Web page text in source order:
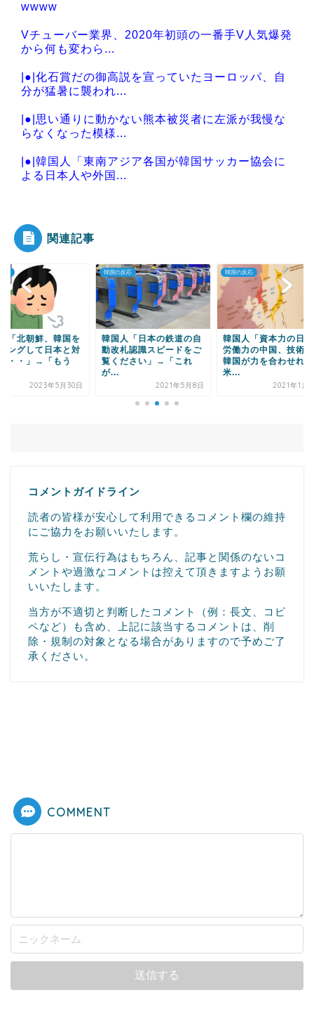
wwww
Vチューバー業界、2020年初頭の一番手V人気爆発
から何も変わら...
|●|化石賞だの御高説を宣っていたヨーロッパ、自
分が猛暑に襲われ...
|●|思い通りに動かない熊本被災者に左派が我慢な
らなくなった模様...
|●|韓国人「東南アジア各国が韓国サッカー協会に
よる日本人や外国...
Powered by livedoor 相互RSS
関連記事
反応
人「日本の鉄道の自
札認識スピードをご
ださい」→「これ
2021年5月8日
韓国の反応
韓国人「資本力の日本、
労働力の中国、技術力の
韓国が力を合わせれば
米...
2021年1月24日
韓国の反応
韓国人「韓国政府消
筋、中国・ロシアの
チン導入を推進すれ
国...
2021年4
コメントガイドライン
読者の皆様が安心して利用できるコメント欄の維持
にご協力をお願いいたします。
荒らし・宣伝行為はもちろん、記事と関係のないコ
メントや過激なコメントは控えて頂きますようお願
いいたします。
当方が不適切と判断したコメント（例：長文、コピ
ペなど）も含め、上記に該当するコメントは、削
除・規制の対象となる場合がありますので予めご了
承ください。
COMMENT